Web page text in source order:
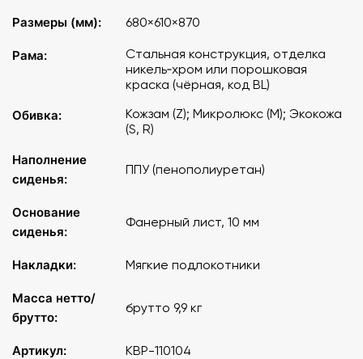
Размеры (мм):
680×610×870
Рама:
Стальная конструкция, отделка
никель‑хром или порошковая
краска (чёрная, код BL)
Обивка:
Кожзам (Z); Микролюкс (M); Экокожа
(S, R)
Наполнение
сиденья:
ППУ (пенополиуретан)
Основание
сиденья:
Фанерный лист, 10 мм
Накладки: Мягкие подлокотники
Масса нетто/
брутто:
брутто 9,9 кг
Артикул: КВР-110104